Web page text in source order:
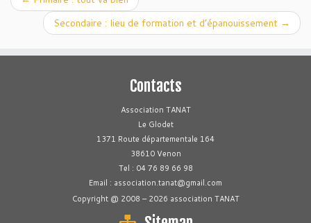
Secondaire : lieu de formation et d’épanouissement →
Contacts
Association TANAT
Le Glodet
1371 Route départementale 164
38610 Venon
Tel : 04 76 89 66 98
Email : association.tanat@gmail.com
Copyright @ 2008 – 2026 association TANAT